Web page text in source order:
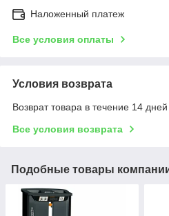
Наложенный платеж
Все условия оплаты
Условия возврата
Возврат товара в течение 14
Все условия возврата
Подобные товары